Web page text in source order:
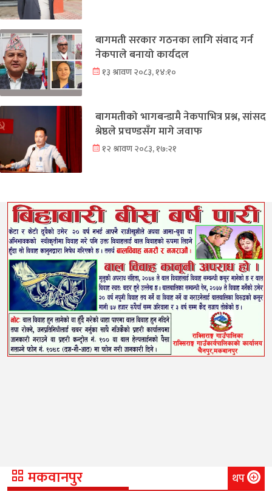
बागमती सरकार गठनका लागि संवाद गर्न
नेकपाले बनायो कार्यदल
१३ श्रावण २०८३, १४:१०
बागमतीको भागबन्डामै नेकपाभित्र प्रश्न, सांसद
श्रेष्ठले प्रचण्डसँग मागे जवाफ
१२ श्रावण २०८३, १७:२१
मकवानपुर थप